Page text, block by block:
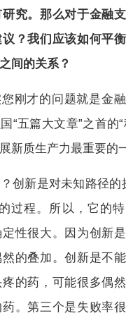
究。那么对于金融
？我们应该如何平
间的关系？
刚才的问题就是金
“五篇大文章”之首的
新质生产力最重要的
创新是对未知路径的
过程。所以，它的
性很大。因为创新
的叠加。创新是不
的药，可能很多偶
。第三个是失败率